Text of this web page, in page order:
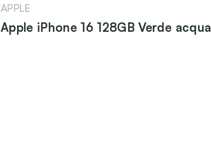
APPLE
Apple iPhone 16 128GB Verde acqua